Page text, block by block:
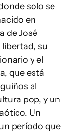
solo se
en
de José
su
y el
que está
al
pop, y un
Un
período que